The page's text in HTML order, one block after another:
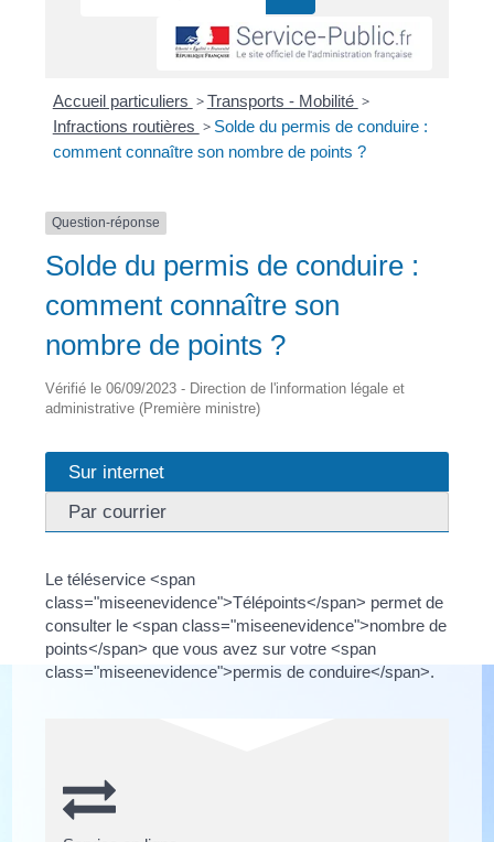
Accueil particuliers >Transports - Mobilité >
Infractions routières > Solde du permis de conduire :
comment connaître son nombre de points ?
Question-réponse
Solde du permis de conduire :
comment connaître son
nombre de points ?
Vérifié le 06/09/2023 - Direction de l'information légale et
administrative (Première ministre)
Sur internet
Par courrier
Le téléservice <span
class="miseenevidence">Télépoints</span> permet de
consulter le <span class="miseenevidence">nombre de
points</span> que vous avez sur votre <span
class="miseenevidence">permis de conduire</span>.